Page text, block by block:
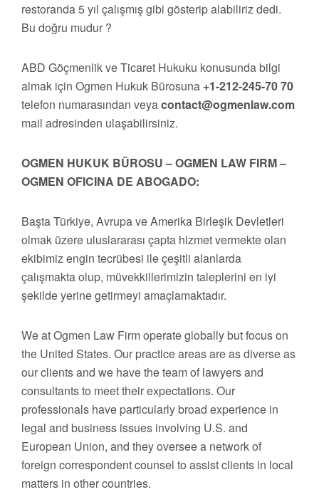
restoranda 5 yıl çalışmış gibi gösterip alabiliriz dedi.
Bu doğru mudur ?
ABD Göçmenlik ve Ticaret Hukuku konusunda bilgi
almak için Ogmen Hukuk Bürosuna +1-212-245-70 70
telefon numarasından veyacontact@ogmenlaw.com
mail adresinden ulaşabilirsiniz.
OGMEN HUKUK BÜROSU – OGMEN LAW FIRM –
OGMEN OFICINA DE ABOGADO:
Başta Türkiye, Avrupa ve Amerika Birleşik Devletleri
olmak üzere uluslararası çapta hizmet vermekte olan
ekibimiz engin tecrübesi ile çeşitli alanlarda
çalışmakta olup, müvekkillerimizin taleplerini en iyi
şekilde yerine getirmeyi amaçlamaktadır.
We at Ogmen Law Firm operate globally but focus on
the United States. Our practice areas are as diverse as
our clients and we have the team of lawyers and
consultants to meet their expectations. Our
professionals have particularly broad experience in
legal and business issues involving U.S. and
European Union, and they oversee a network of
foreign correspondent counsel to assist clients in local
matters in other countries.